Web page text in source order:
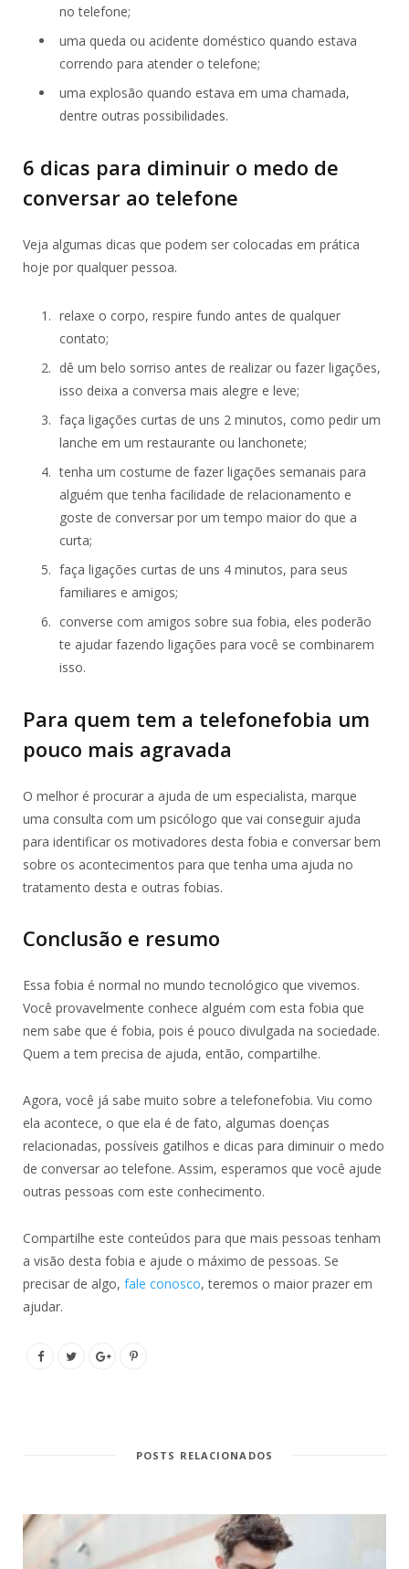
no telefone;
uma queda ou acidente doméstico quando estava
correndo para atender o telefone;
uma explosão quando estava em uma chamada,
dentre outras possibilidades.
6 dicas para diminuir o medo de
conversar ao telefone
Veja algumas dicas que podem ser colocadas em prática
hoje por qualquer pessoa.
relaxe o corpo, respire fundo antes de qualquer
contato;
dê um belo sorriso antes de realizar ou fazer ligações,
isso deixa a conversa mais alegre e leve;
faça ligações curtas de uns 2 minutos, como pedir um
lanche em um restaurante ou lanchonete;
tenha um costume de fazer ligações semanais para
alguém que tenha facilidade de relacionamento e
goste de conversar por um tempo maior do que a
curta;
faça ligações curtas de uns 4 minutos, para seus
familiares e amigos;
converse com amigos sobre sua fobia, eles poderão
te ajudar fazendo ligações para você se combinarem
isso.
Para quem tem a telefonefobia um
pouco mais agravada
O melhor é procurar a ajuda de um especialista, marque
uma consulta com um psicólogo que vai conseguir ajuda
para identificar os motivadores desta fobia e conversar bem
sobre os acontecimentos para que tenha uma ajuda no
tratamento desta e outras fobias.
Conclusão e resumo
Essa fobia é normal no mundo tecnológico que vivemos.
Você provavelmente conhece alguém com esta fobia que
nem sabe que é fobia, pois é pouco divulgada na sociedade.
Quem a tem precisa de ajuda, então, compartilhe.
Agora, você já sabe muito sobre a telefonefobia. Viu como
ela acontece, o que ela é de fato, algumas doenças
relacionadas, possíveis gatilhos e dicas para diminuir o medo
de conversar ao telefone. Assim, esperamos que você ajude
outras pessoas com este conhecimento.
Compartilhe este conteúdos para que mais pessoas tenham
a visão desta fobia e ajude o máximo de pessoas. Se
precisar de algo, fale conosco, teremos o maior prazer em
ajudar.
POSTS RELACIONADOS